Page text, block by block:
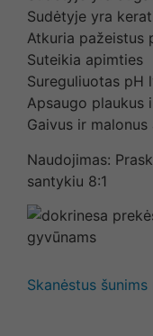
Sudėtyje yra
Atkuria pažeistus
Suteikia apimties
Sureguliuotas pH
Apsaugo plaukus
Gaivus ir
Naudojimas:
santykiu 8:1
Skanėstus